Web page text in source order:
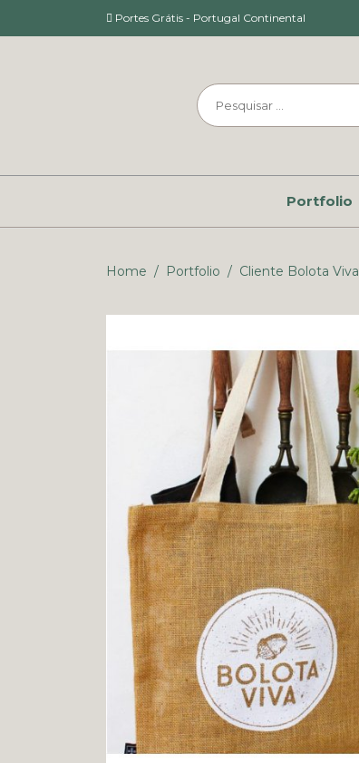
Portes Grátis - Portugal Continental
Portfolio
Home / Portfolio / Cliente Bolota Viva